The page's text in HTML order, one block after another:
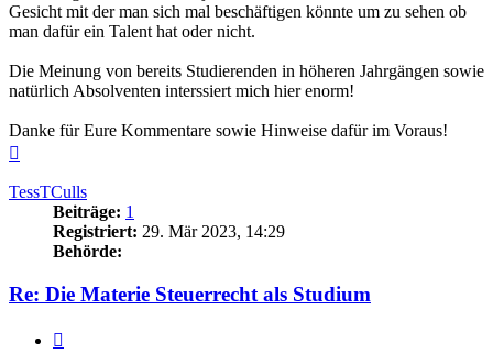
Gesicht mit der man sich mal beschäftigen könnte um zu sehen ob
man dafür ein Talent hat oder nicht.
Die Meinung von bereits Studierenden in höheren Jahrgängen sowie
natürlich Absolventen interssiert mich hier enorm!
Danke für Eure Kommentare sowie Hinweise dafür im Voraus!
TessTCulls
Beiträge: 1
Registriert: 29. Mär 2023, 14:29
Behörde:
Re: Die Materie Steuerrecht als Studium